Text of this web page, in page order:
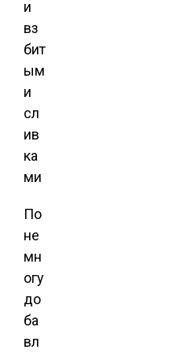
По
не
мн
огу
до
ба
вл